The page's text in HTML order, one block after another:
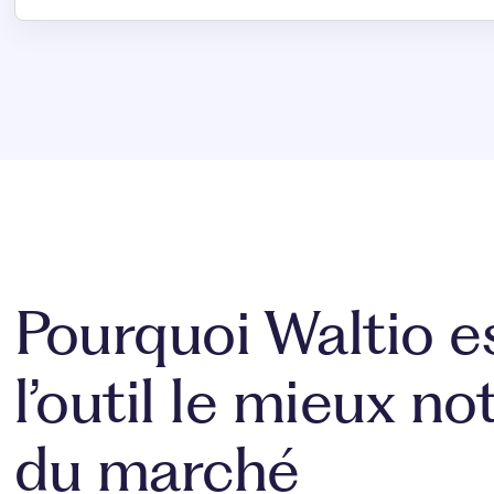
Pourquoi Waltio
l’outil le mieux
du marché